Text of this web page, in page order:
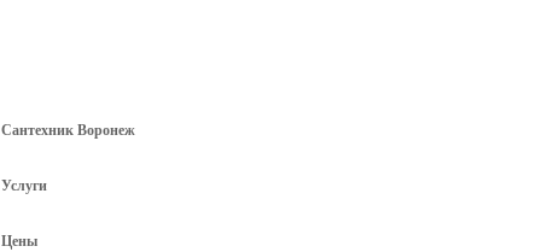
Сантехник Воронеж
Услуги
Цены